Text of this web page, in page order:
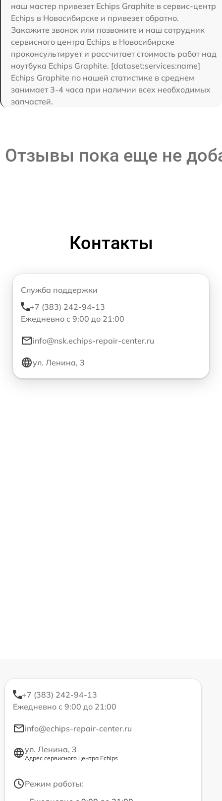
наш мастер привезет Echips Graphite в сервис-центр
Echips в Новосибирске и привезет обратно.
Закажите звонок или позвоните и наш сотрудник
сервисного центра Echips в Новосибирске
проконсультирует и рассчитает стоимость работ над
ноутбука Echips Graphite. [dataset:services:name]
Echips Graphite по нашей статистике в среднем
занимает 3-4 часа при наличии всех необходимых
запчастей.
Отзывы пока еще не
Контакты
Служба поддержки
+7 (383) 242-94-13
Ежедневно с 9:00 до 21:00
info@nsk.echips-repair-center.ru
ул. Ленина, 3
+7 (383) 242-94-13
Ежедневно с 9:00 до 21:00
info@echips-repair-center.ru
ул. Ленина, 3
Адрес сервисного центра Echips
Режим работы: